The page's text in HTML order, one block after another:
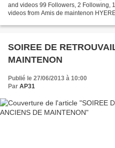
and videos 99 Followers, 2 Following,
videos from Amis de maintenon
SOIREE DE
MAINTENON
Publié le 27/06/2013 à 10:00
Par AP31